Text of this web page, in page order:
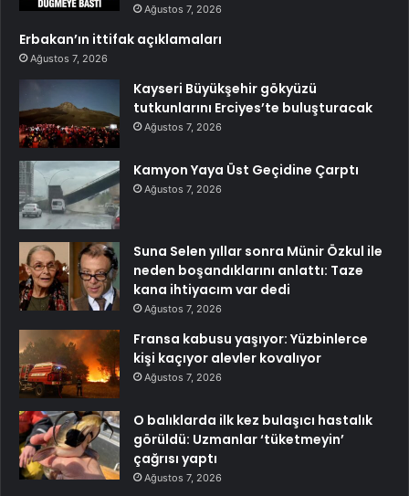
Ağustos 7, 2026
Erbakan’ın ittifak açıklamaları
Ağustos 7, 2026
Kayseri Büyükşehir gökyüzü
tutkunlarını Erciyes’te buluşturacak
Ağustos 7, 2026
Kamyon Yaya Üst Geçidine Çarptı
Ağustos 7, 2026
Suna Selen yıllar sonra Münir Özkul ile
neden boşandıklarını anlattı: Taze
kana ihtiyacım var dedi
Ağustos 7, 2026
Fransa kabusu yaşıyor: Yüzbinlerce
kişi kaçıyor alevler kovalıyor
Ağustos 7, 2026
O balıklarda ilk kez bulaşıcı hastalık
görüldü: Uzmanlar ‘tüketmeyin’
çağrısı yaptı
Ağustos 7, 2026